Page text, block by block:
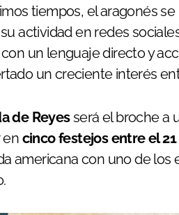
tiempos, el aragonés
actividad en redes
un lenguaje directo y
un creciente interés
de Reyesserá el broche a
en cinco festejos entre el
americana con uno de